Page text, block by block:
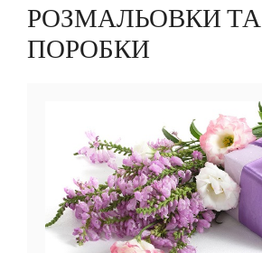
РОЗМАЛЬОВКИ ТА
ПОРОБКИ